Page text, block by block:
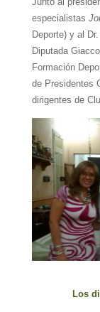
especialistas
Deporte) y al Dr.
Diputada
Formación
de Presidentes
dirigentes de
Los